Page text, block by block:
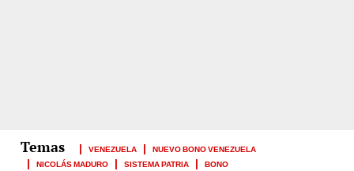
VENEZUELA
NUEVO BONO VENEZUELA
NICOLÁS MADURO
SISTEMA PATRIA BONO